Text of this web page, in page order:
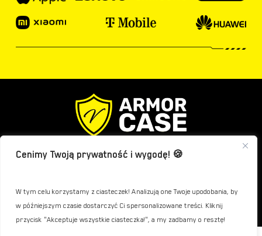
Cenimy Twoją prywatność i wygodę! 🍪
W tym celu korzystamy z ciasteczek! Analizują one Twoje upodobania, by
w późniejszym czasie dostarczyć Ci spersonalizowane treści. Kliknij
przycisk "Akceptuje wszystkie ciasteczka!", a my zadbamy o resztę!
Kwota: 0,00
z naszymi produktami, to zapraszamy do kontaktu!
Kontakt: